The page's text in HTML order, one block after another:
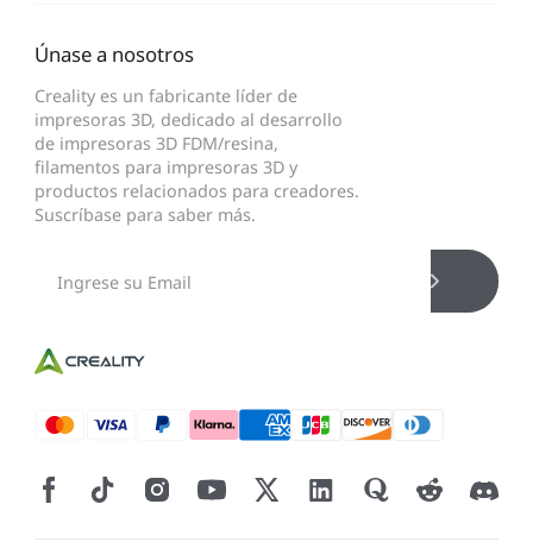
Únase a nosotros
Creality es un fabricante líder de
impresoras 3D, dedicado al desarrollo
de impresoras 3D FDM/resina,
filamentos para impresoras 3D y
productos relacionados para creadores.
Suscríbase para saber más.